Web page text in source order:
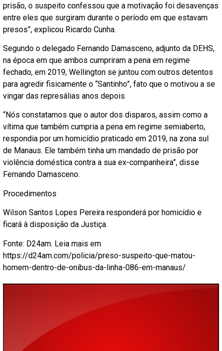
prisão, o suspeito confessou que a motivação foi desavenças
entre eles que surgiram durante o período em que estavam
presos”, explicou Ricardo Cunha.
Segundo o delegado Fernando Damasceno, adjunto da DEHS,
na época em que ambos cumpriram a pena em regime
fechado, em 2019, Wellington se juntou com outros detentos
para agredir fisicamente o “Santinho”, fato que o motivou a se
vingar das represálias anos depois.
“Nós constatamos que o autor dos disparos, assim como a
vítima que também cumpria a pena em regime semiaberto,
respondia por um homicídio praticado em 2019, na zona sul
de Manaus. Ele também tinha um mandado de prisão por
violência doméstica contra a sua ex-companheira”, disse
Fernando Damasceno.
Procedimentos
Wilson Santos Lopes Pereira responderá por homicídio e
ficará à disposição da Justiça.
Fonte: D24am. Leia mais em
https://d24am.com/policia/preso-suspeito-que-matou-
homem-dentro-de-onibus-da-linha-086-em-manaus/